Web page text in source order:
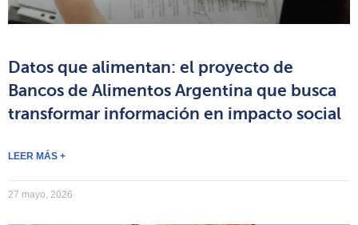
Datos que alimentan: el proyecto de
Bancos de Alimentos Argentina que busca
transformar información en impacto social
LEER MÁS +
27 mayo, 2026